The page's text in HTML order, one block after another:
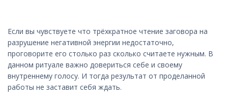
Если вы чувствуете что трёхкратное чтение заговора на
разрушение негативной энергии недостаточно,
проговорите его столько раз сколько считаете нужным. В
данном ритуале важно довериться себе и своему
внутреннему голосу. И тогда результат от проделанной
работы не заставит себя ждать.